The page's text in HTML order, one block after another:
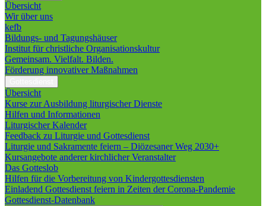
Übersicht
Wir über uns
kefb
Bildungs- und Tagungshäuser
Institut für christliche Organisationskultur
Gemeinsam. Vielfalt. Bilden.
Förderung innovativer Maßnahmen
Übersicht
Kurse zur Ausbildung liturgischer Dienste
Hilfen und Informationen
Liturgischer Kalender
Feedback zu Liturgie und Gottesdienst
Liturgie und Sakramente feiern – Diözesaner Weg 2030+
Kursangebote anderer kirchlicher Veranstalter
Das Gotteslob
Hilfen für die Vorbereitung von Kindergottesdiensten
Einladend Gottesdienst feiern in Zeiten der Corona-Pandemie
Gottesdienst-Datenbank